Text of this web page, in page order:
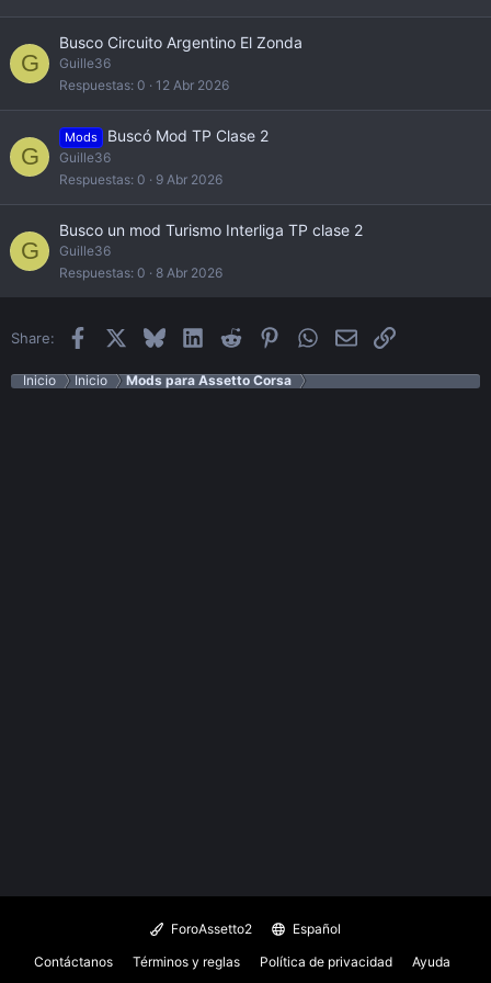
G
Busco Circuito Argentino El Zonda
Guille36
Respuestas 0 12 Abr 2026
G
Mods Buscó Mod TP Clase 2
Guille36
Respuestas 0 9 Abr 2026
G
Busco un mod Turismo Interliga TP clase 2
Guille36
Respuestas 0 8 Abr 2026
Share: Facebook BlueskyLinkedInReddit PinterestWhatsApp
EmailEnlace
Inicio Inicio Mods para Assetto Corsa
ForoAssetto2
Español
Contáctanos
Términos y reglas Política de privacidad Ayuda